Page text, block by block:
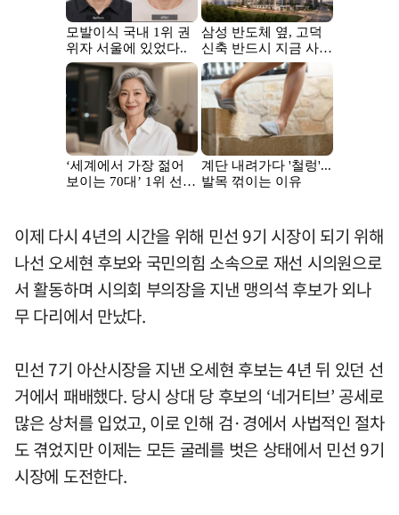
이제 다시 4년의 시간을 위해 민선 9기 시장이 되기 위해
나선 오세현 후보와 국민의힘 소속으로 재선 시의원으로
서 활동하며 시의회 부의장을 지낸 맹의석 후보가 외나
무 다리에서 만났다.
민선 7기 아산시장을 지낸 오세현 후보는 4년 뒤 있던 선
거에서 패배했다. 당시 상대 당 후보의 ‘네거티브’ 공세로
많은 상처를 입었고, 이로 인해 검·경에서 사법적인 절차
도 겪었지만 이제는 모든 굴레를 벗은 상태에서 민선 9기
시장에 도전한다.